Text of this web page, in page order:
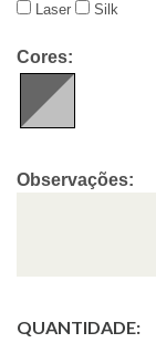
Laser Silk
Cores:
Observações:
QUANTIDADE: